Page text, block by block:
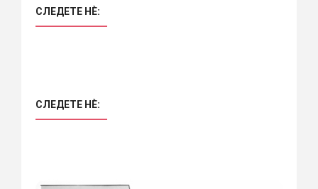
СЛЕДЕТЕ НÈ:
СЛЕДЕТЕ НÈ: